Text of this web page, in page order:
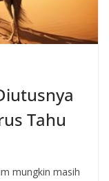
Tahu
mungkin masih